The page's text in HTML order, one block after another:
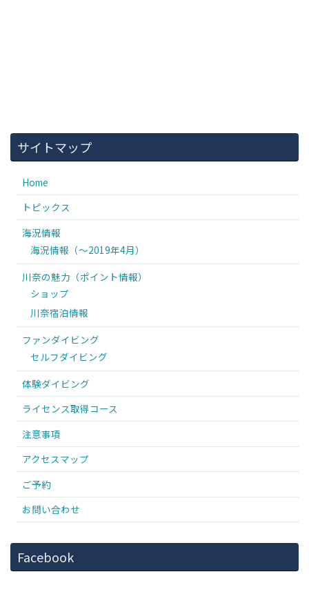
サイトマップ
Home
トピックス
海況情報
海況情報（〜2019年4月）
川奈の魅力（ポイント情報）
ショップ
川奈宿泊情報
ファンダイビング
セルフダイビング
体験ダイビング
ライセンス取得コース
注意事項
アクセスマップ
ご予約
お問い合わせ
Facebook